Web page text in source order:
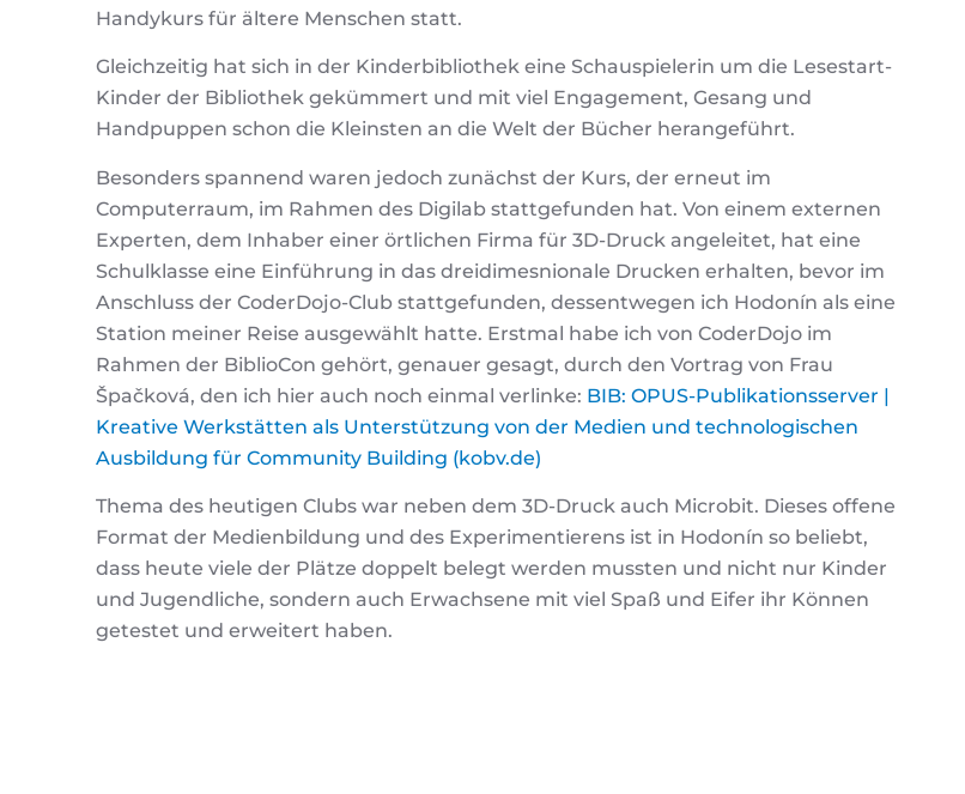
Handykurs für ältere Menschen statt.
Gleichzeitig hat sich in der Kinderbibliothek eine Schauspielerin um die Lesestart-
Kinder der Bibliothek gekümmert und mit viel Engagement, Gesang und
Handpuppen schon die Kleinsten an die Welt der Bücher herangeführt.
Besonders spannend waren jedoch zunächst der Kurs, der erneut im
Computerraum, im Rahmen des Digilab stattgefunden hat. Von einem externen
Experten, dem Inhaber einer örtlichen Firma für 3D-Druck angeleitet, hat eine
Schulklasse eine Einführung in das dreidimesnionale Drucken erhalten, bevor im
Anschluss der CoderDojo-Club stattgefunden, dessentwegen ich Hodonín als eine
Station meiner Reise ausgewählt hatte. Erstmal habe ich von CoderDojo im
Rahmen der BiblioCon gehört, genauer gesagt, durch den Vortrag von Frau
Špačková, den ich hier auch noch einmal verlinke: BIB: OPUS-Publikationsserver |
Kreative Werkstätten als Unterstützung von der Medien und technologischen
Ausbildung für Community Building (kobv.de)
Thema des heutigen Clubs war neben dem 3D-Druck auch Microbit. Dieses offene
Format der Medienbildung und des Experimentierens ist in Hodonín so beliebt,
dass heute viele der Plätze doppelt belegt werden mussten und nicht nur Kinder
und Jugendliche, sondern auch Erwachsene mit viel Spaß und Eifer ihr Können
getestet und erweitert haben.